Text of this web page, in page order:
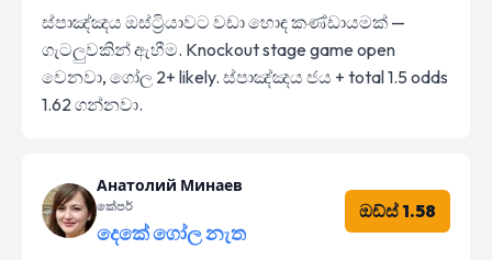
ස්පාඤ්ඤය ඔස්ට්‍රියාවට වඩා හොඳ කණ්ඩායමක් —
ගැටලුවකින් ඇහීම. Knockout stage game open
වෙනවා, ගෝල 2+ likely. ස්පාඤ්ඤය ජය + total 1.5 odds
1.62 ගන්නවා.
Анатолий Минаев
කේපර්
දෙකේ ගෝල නැත
ඔඩ්ස් 1.58